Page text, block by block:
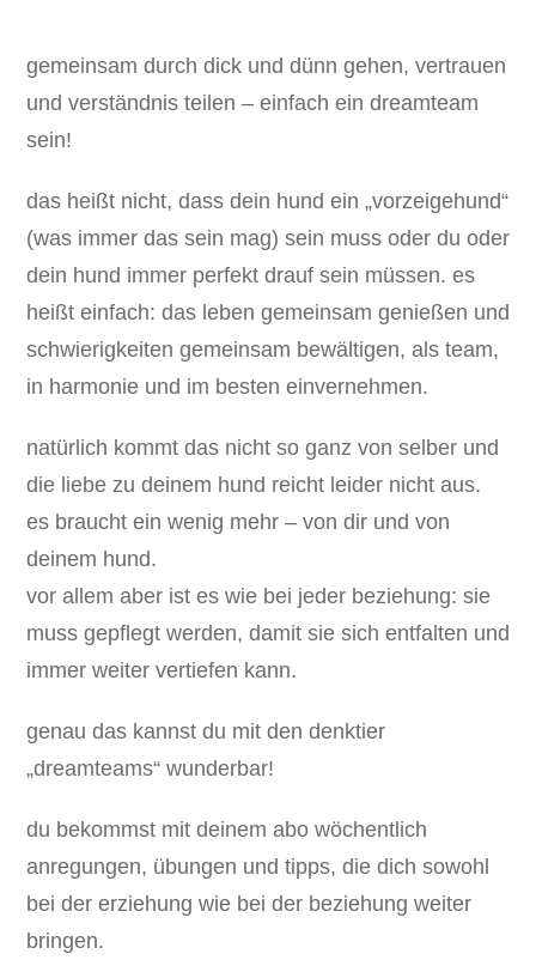
gemeinsam durch dick und dünn gehen, vertrauen
und verständnis teilen – einfach ein dreamteam
sein!
das heißt nicht, dass dein hund ein „vorzeigehund“
(was immer das sein mag) sein muss oder du oder
dein hund immer perfekt drauf sein müssen. es
heißt einfach: das leben gemeinsam genießen und
schwierigkeiten gemeinsam bewältigen, als team,
in harmonie und im besten einvernehmen.
natürlich kommt das nicht so ganz von selber und
die liebe zu deinem hund reicht leider nicht aus.
es braucht ein wenig mehr – von dir und von
deinem hund.
vor allem aber ist es wie bei jeder beziehung: sie
muss gepflegt werden, damit sie sich entfalten und
immer weiter vertiefen kann.
genau das kannst du mit den denktier
„dreamteams“ wunderbar!
du bekommst mit deinem abo wöchentlich
anregungen, übungen und tipps, die dich sowohl
bei der erziehung wie bei der beziehung weiter
bringen.